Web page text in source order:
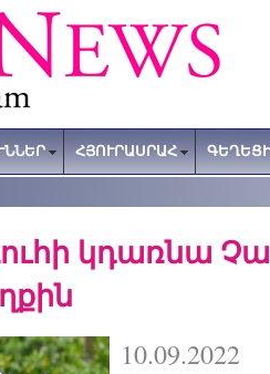
ՀՅՈՒՐԱՍՐԱՀ
կդառնա
10.09.2022